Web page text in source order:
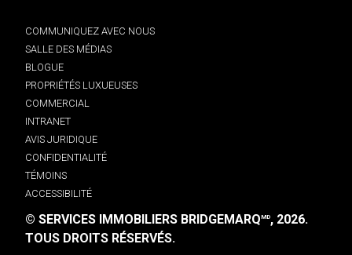
COMMUNIQUEZ AVEC NOUS
SALLE DES MÉDIAS
BLOGUE
PROPRIÉTÉS LUXUEUSES
COMMERCIAL
INTRANET
AVIS JURIDIQUE
CONFIDENTIALITÉ
TÉMOINS
ACCESSIBILITÉ
© SERVICES IMMOBILIERS BRIDGEMARQMD, 2026.
TOUS DROITS RÉSERVÉS.